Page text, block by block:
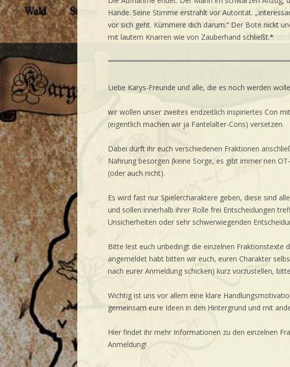
Hände. Seine Stimme erstrahlt vor Autorität.
vor sich geht. Kümmere dich darum.“ Der Bote nickt
mit lautem Knarren wie von Zauberhand schließt.*
Liebe Karys-Freunde und alle, die es noch werden
wir wollen unser zweites endzeitlich inspiriertes Con
(eigentlich machen wir ja Fantelalter-Cons) versetzen.
Dabei dürft ihr euch verschiedenen Fraktionen
Nahrung besorgen (keine Sorge, es gibt immer nen
(oder auch nicht).
Es wird fast nur Spielercharaktere geben, diese sind
und sollen innerhalb ihrer Rolle frei Entscheidungen
Unsicherheiten oder sehr schwerwiegenden
Bitte lest euch unbedingt die einzelnen Fraktionstexte
angemeldet habt bitten wir euch, euren Charakter
nach eurer Anmeldung schicken) kurz vorzustellen,
Wichtig ist uns vor allem eine klare
gemeinsam eure Ideen in den Hintergrund und mit
Hier findet ihr mehr Informationen zu den einzelnen
Anmeldung!